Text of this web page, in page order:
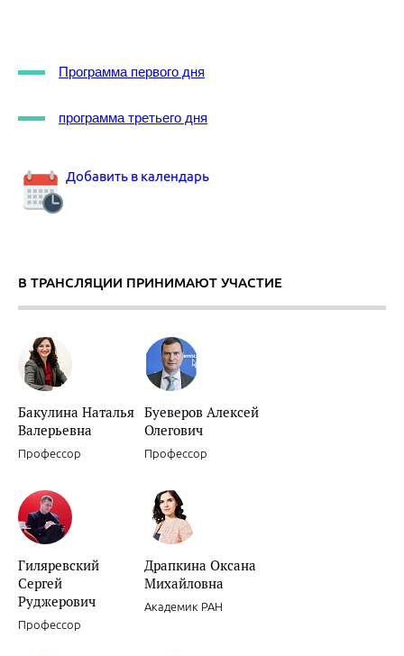
Программа первого дня
программа третьего дня
Добавить в календарь
В ТРАНСЛЯЦИИ ПРИНИМАЮТ УЧАСТИЕ
Бакулина Наталья
Валерьевна
Профессор
Буеверов Алексей
Олегович
Профессор
Гиляревский
Сергей
Руджерович
Профессор
Драпкина Оксана
Михайловна
Академик РАН